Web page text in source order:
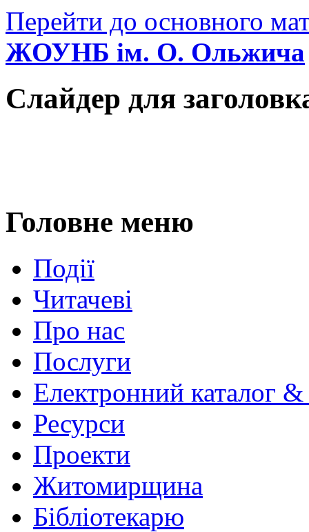
Перейти до основного
ЖОУНБ ім. О. Ольжича
Слайдер для
Головне меню
Події
Читачеві
Про нас
Послуги
Електронний каталог
Ресурси
Проекти
Житомирщина
Бібліотекарю